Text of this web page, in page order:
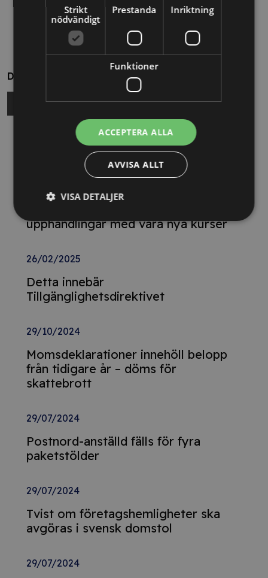
Dela
Relaterade nyheter
Nya Världsbanksregler öppnar för
upphandlingar med våra nya kurser
26/02/2025
Detta innebär
Tillgänglighetsdirektivet
29/10/2024
Momsdeklarationer innehöll belopp
från tidigare år – döms för
skattebrott
29/07/2024
Postnord-anställd fälls för fyra
paketstölder
29/07/2024
Tvist om företagshemligheter ska
avgöras i svensk domstol
29/07/2024
Strikt
nödvändigt
Prestanda Inriktning
Funktioner
ACCEPTERA ALLA
AVVISA ALLT
VISA DETALJER